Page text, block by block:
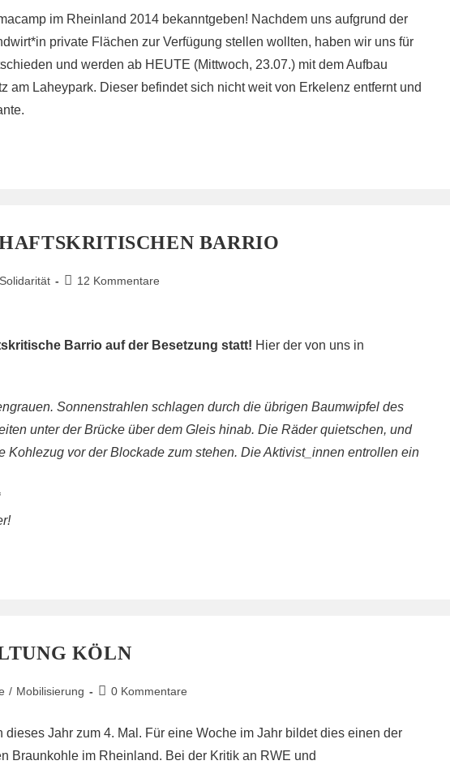
im Rheinland 2014 bekanntgeben! Nachdem uns aufgrund der
private Flächen zur Verfügung stellen wollten, haben wir uns für
und werden ab HEUTE (Mittwoch, 23.07.) mit dem Aufbau
am Laheypark. Dieser befindet sich nicht weit von Erkelenz entfernt und
BARRIO
Solidarität
Beitrags-
12 Kommentare
Barrio auf der Besetzung statt! Hier der von uns in
Sonnenstrahlen schlagen durch die übrigen Baumwipfel des
unter der Brücke über dem Gleis hinab. Die Räder quietschen, und
Kohlezug vor der Blockade zum stehen. Die Aktivist_innen entrollen ein
KÖLN
/ Mobilisierung
Beitrags-
0 Kommentare
Jahr zum 4. Mal. Für eine Woche im Jahr bildet dies einen der
Braunkohle im Rheinland. Bei der Kritik an RWE und